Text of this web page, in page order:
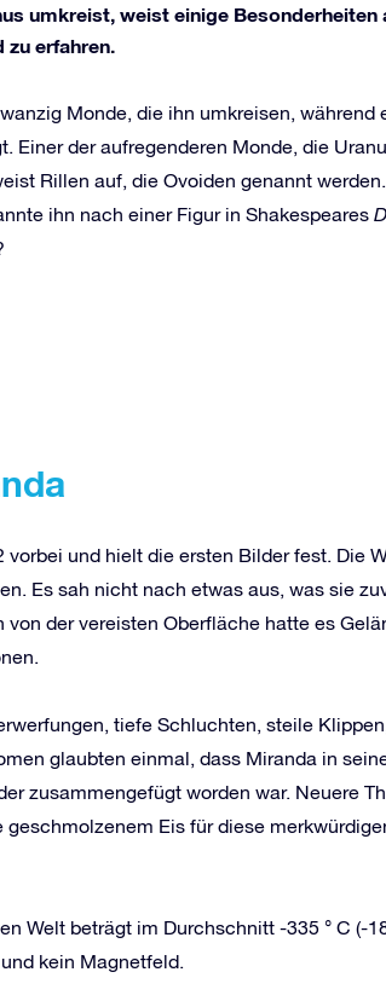
umkreist, weist einige Besonderheiten
erfahren.
Monde, die ihn umkreisen, während
Einer der aufregenderen Monde, die
Rillen auf, die Ovoiden genannt
ihn nach einer Figur in Shakespeares
vorbei und hielt die ersten Bilder fest. Die
Es sah nicht nach etwas aus, was sie
von der vereisten Oberfläche hatte es
tiefe Schluchten, steile
glaubten einmal, dass Miranda in
zusammengefügt worden war. Neuere
Eis für diese
Welt beträgt im Durchschnitt -335 ° C (-
kein Magnetfeld.